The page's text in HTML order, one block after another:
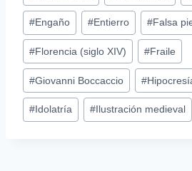
#Engaño #Entierro #Falsa
#Florencia (siglo XIV) #Fraile
#Giovanni Boccaccio #
# Idolatría # Ilustración medieval